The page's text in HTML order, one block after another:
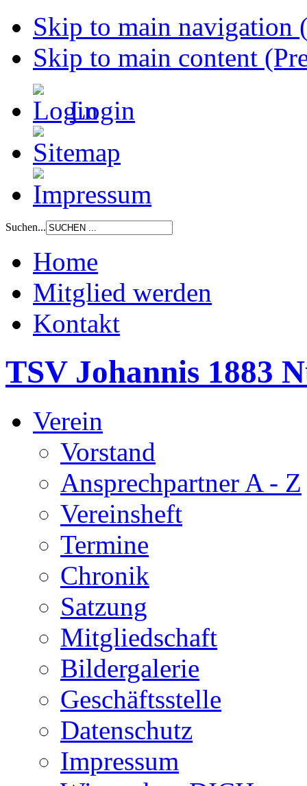
Skip to main navigation
Skip to main content
Login
Suchen...
Home
Mitglied werden
Kontakt
TSV Johannis 1883
Verein
Vorstand
Ansprechpartner A - Z
Vereinsheft
Termine
Chronik
Satzung
Mitgliedschaft
Bildergalerie
Geschäftsstelle
Datenschutz
Impressum